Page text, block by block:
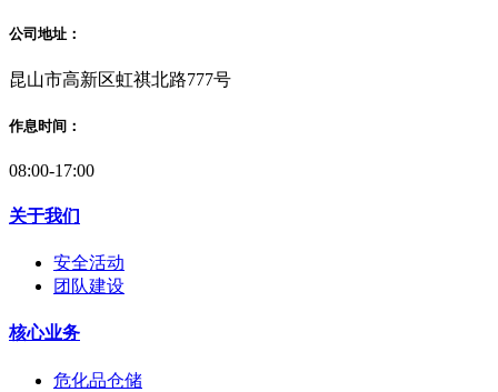
公司地址：
昆山市高新区虹祺北路777号
作息时间：
08:00-17:00
关于我们
安全活动
团队建设
核心业务
危化品仓储